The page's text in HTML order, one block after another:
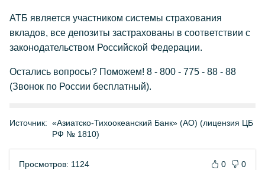
АТБ является участником системы страхования
вкладов, все депозиты застрахованы в соответствии с
законодательством Российской Федерации.
Остались вопросы? Поможем! 8 - 800 - 775 - 88 - 88
(Звонок по России бесплатный).
Источник: «Азиатско-Тихоокеанский Банк» (АО) (лицензия ЦБ
РФ № 1810)
Просмотров: 1124 0 0